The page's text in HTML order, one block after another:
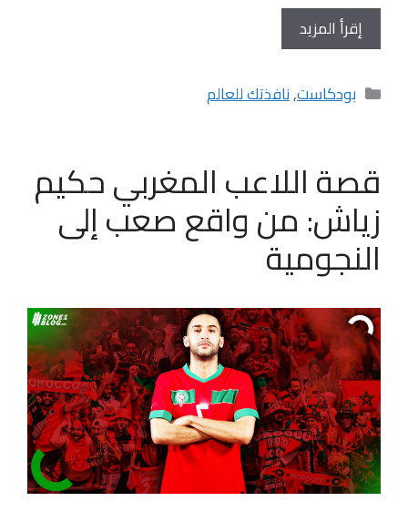
إقرأ المزيد
التصنيفات
بودكاست,نافذتك للعالم
قصة اللاعب المغربي حكيم
زياش: من واقع صعب إلى
النجومية